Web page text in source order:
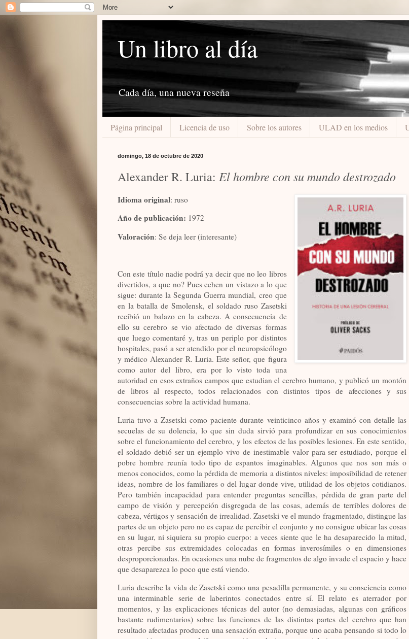
Un libro al día
Cada día, una nueva reseña
Página principal Licencia de uso Sobre los autores ULAD en los medios
domingo, 18 de octubre de 2020
Alexander R. Luria: El hombre con su mundo destrozado
Idioma original: ruso
Año de publicación: 1972
Valoración: Se deja leer (interesante)
Con este título nadie podrá ya decir que no leo libros
divertidos, a que no? Pues echen un vistazo a lo que
sigue: durante la Segunda Guerra mundial, creo que
en la batalla de Smolensk, el soldado ruso Zasetski
recibió un balazo en la cabeza. A consecuencia de
ello su cerebro se vio afectado de diversas formas
que luego comentaré y, tras un periplo por distintos
hospitales, pasó a ser atendido por el neuropsicólogo
y médico Alexander R. Luria. Este señor, que figura
como autor del libro, era por lo visto toda una
autoridad en esos extraños campos que estudian el cerebro humano, y publicó un montón
de libros al respecto, todos relacionados con distintos tipos de afecciones y sus
consecuencias sobre la actividad humana.
Luria tuvo a Zasetski como paciente durante veinticinco años y examinó con detalle las
secuelas de su dolencia, lo que sin duda sirvió para profundizar en sus conocimientos
sobre el funcionamiento del cerebro, y los efectos de las posibles lesiones. En este sentido,
el soldado debió ser un ejemplo vivo de inestimable valor para ser estudiado, porque el
pobre hombre reunía todo tipo de espantos imaginables. Algunos que nos son más o
menos conocidos, como la pérdida de memoria a distintos niveles: imposibilidad de retener
ideas, nombre de los familiares o del lugar donde vive, utilidad de los objetos cotidianos.
Pero también incapacidad para entender preguntas sencillas, pérdida de gran parte del
campo de visión y percepción disgregada de las cosas, además de terribles dolores de
cabeza, vértigos y sensación de irrealidad. Zasetski ve el mundo fragmentado, distingue las
partes de un objeto pero no es capaz de percibir el conjunto y no consigue ubicar las cosas
en su lugar, ni siquiera su propio cuerpo: a veces siente que le ha desaparecido la mitad,
otras percibe sus extremidades colocadas en formas inverosímiles o en dimensiones
desproporcionadas. En ocasiones una nube de fragmentos de algo invade el espacio y hace
que desaparezca lo poco que está viendo.
Luria describe la vida de Zasetski como una pesadilla permanente, y su consciencia como
una interminable serie de laberintos conectados entre sí. El relato es aterrador por
momentos, y las explicaciones técnicas del autor (no demasiadas, algunas con gráficos
bastante rudimentarios) sobre las funciones de las distintas partes del cerebro que han
resultado afectadas producen una sensación extraña, porque uno acaba pensando si todo lo